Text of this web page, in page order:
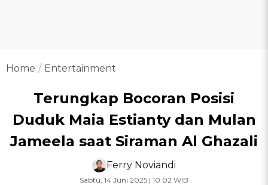
Home Entertainment
Terungkap Bocoran Posisi
Duduk Maia Estianty dan Mulan
Jameela saat Siraman Al Ghazali
Ferry Noviandi
Sabtu, 14 Juni 2025 | 10:02 WIB